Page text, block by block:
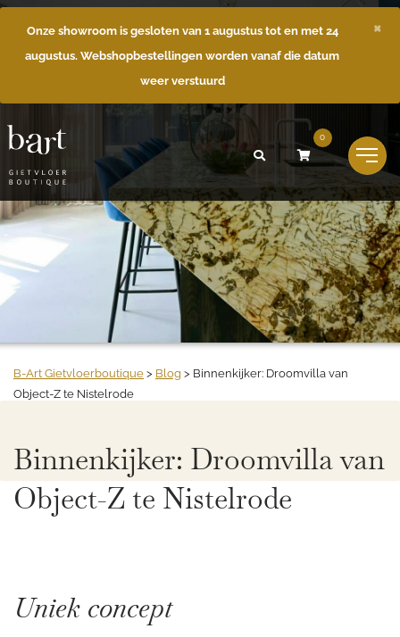
Onze showroom is gesloten van 1 augustus tot en met 24
augustus. Webshopbestellingen worden vanaf die datum
weer verstuurd
×
0
B-Art Gietvloerboutique > Blog > Binnenkijker: Droomvilla van
Object-Z te Nistelrode
Binnenkijker: Droomvilla van
Object-Z te Nistelrode
Uniek concept